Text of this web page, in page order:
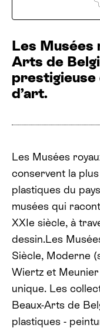
Les Musées
Arts de
d’art.
Les Musées
conservent la
plastiques du
musées qui
XXIe siècle, à
dessin.Les
Siècle, Moderne
Wiertz et
unique. Les
Beaux-Arts de
plastiques -